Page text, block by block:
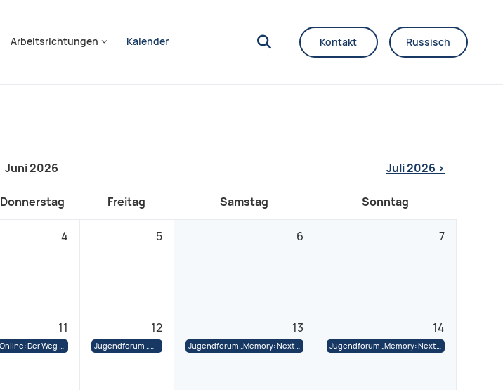
Arbeitsrichtungen Kalender Kontakt Russisch
Juni 2026 Juli 2026 >
Donnerstag Freitag Samstag Sonntag
4 5 6 7
11
Online: Der Weg zur Gründung eines Unternehmens in Deutschland
12
Jugendforum „Memory: Next“ in Dresden
13
Jugendforum „Memory: Next“ in Dresden
14
Jugendforum „Memory: Next“ in Dresden